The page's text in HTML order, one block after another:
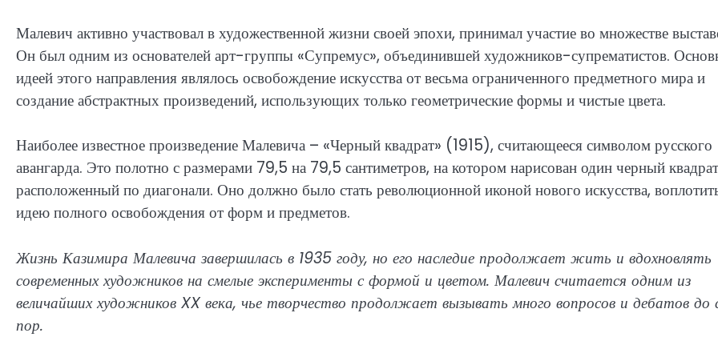
Малевич активно участвовал в художественной жизни своей эпохи, принимал участие во множестве
Он был одним из основателей арт-группы «Супремус», объединившей художников-супрематистов.
идеей этого направления являлось освобождение искусства от весьма ограниченного предметного мира и
создание абстрактных произведений, использующих только геометрические формы и чистые цвета.
Наиболее известное произведение Малевича – «Черный квадрат» (1915), считающееся символом русского
авангарда. Это полотно с размерами 79,5 на 79,5 сантиметров, на котором нарисован один черный
расположенный по диагонали. Оно должно было стать революционной иконой нового искусства,
идею полного освобождения от форм и предметов.
Жизнь Казимира Малевича завершилась в 1935 году, но его наследие продолжает жить и вдохновлять
современных художников на смелые эксперименты с формой и цветом. Малевич считается одним из
величайших художников XX века, чье творчество продолжает вызывать много вопросов и дебатов до
пор.